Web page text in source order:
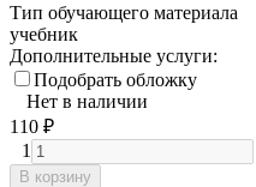
Тип обучающего материала
учебник
Дополнительные услуги:
Подобрать обложку
Нет в наличии
110 ₽
1
В корзину